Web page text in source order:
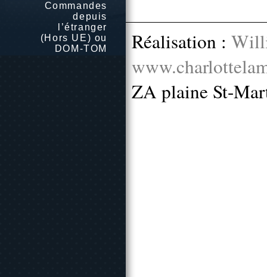
Commandes
depuis
l’étranger
(Hors UE) ou
DOM-TOM
Réalisation :
ZA plaine St-